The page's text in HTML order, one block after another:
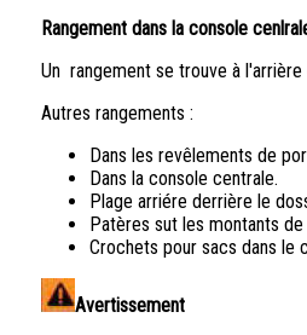
Rangement dans la console
Un rangement se trouve à
Autres rangements :
Dans les revêlements de
Dans la console centrale.
Plage arriére derrière le
Patères sut les montants
Crochets pour sacs dans le
Avertissement